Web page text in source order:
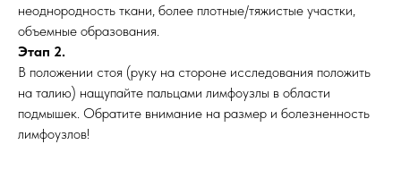
неоднородность ткани, более плотные/тяжистые участки,
объемные образования.
Этап 2.
В положении стоя (руку на стороне исследования положить
на талию) нащупайте пальцами лимфоузлы в области
подмышек. Обратите внимание на размер и болезненность
лимфоузлов!